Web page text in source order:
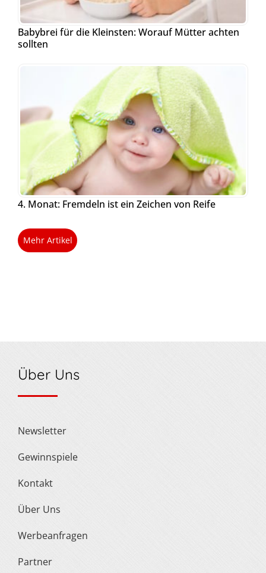
Babybrei für die Kleinsten: Worauf Mütter achten
sollten
4. Monat: Fremdeln ist ein Zeichen von Reife
Mehr Artikel
Über Uns
Newsletter
Gewinnspiele
Kontakt
Über Uns
Werbeanfragen
Partner